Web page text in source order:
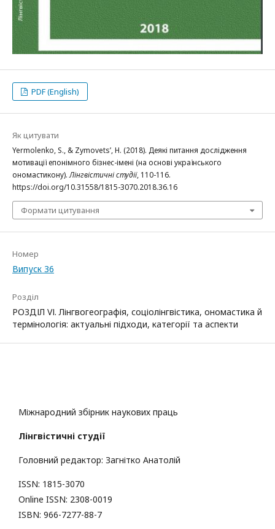
PDF (English)
Як цитувати
Yermolenko, S., & Zymovets’, H. (2018). Деякі питання дослідження
мотивації епонімного бізнес-імені (на основі українського
ономастикону).Лінгвістичні студії, 110-116.
https://doi.org/10.31558/1815-3070.2018.36.16
Формати цитування
Номер
Випуск 36
Розділ
РОЗДІЛ VІ. Лінгвогеографія, соціолінгвістика, ономастика й
термінологія: актуальні підходи, категорії та аспекти
Міжнародний збірник наукових праць
Лінгвістичні студії
Головний редактор: Загнітко Анатолій
ISSN: 1815-3070
Online ISSN: 2308-0019
ISBN: 966-7277-88-7